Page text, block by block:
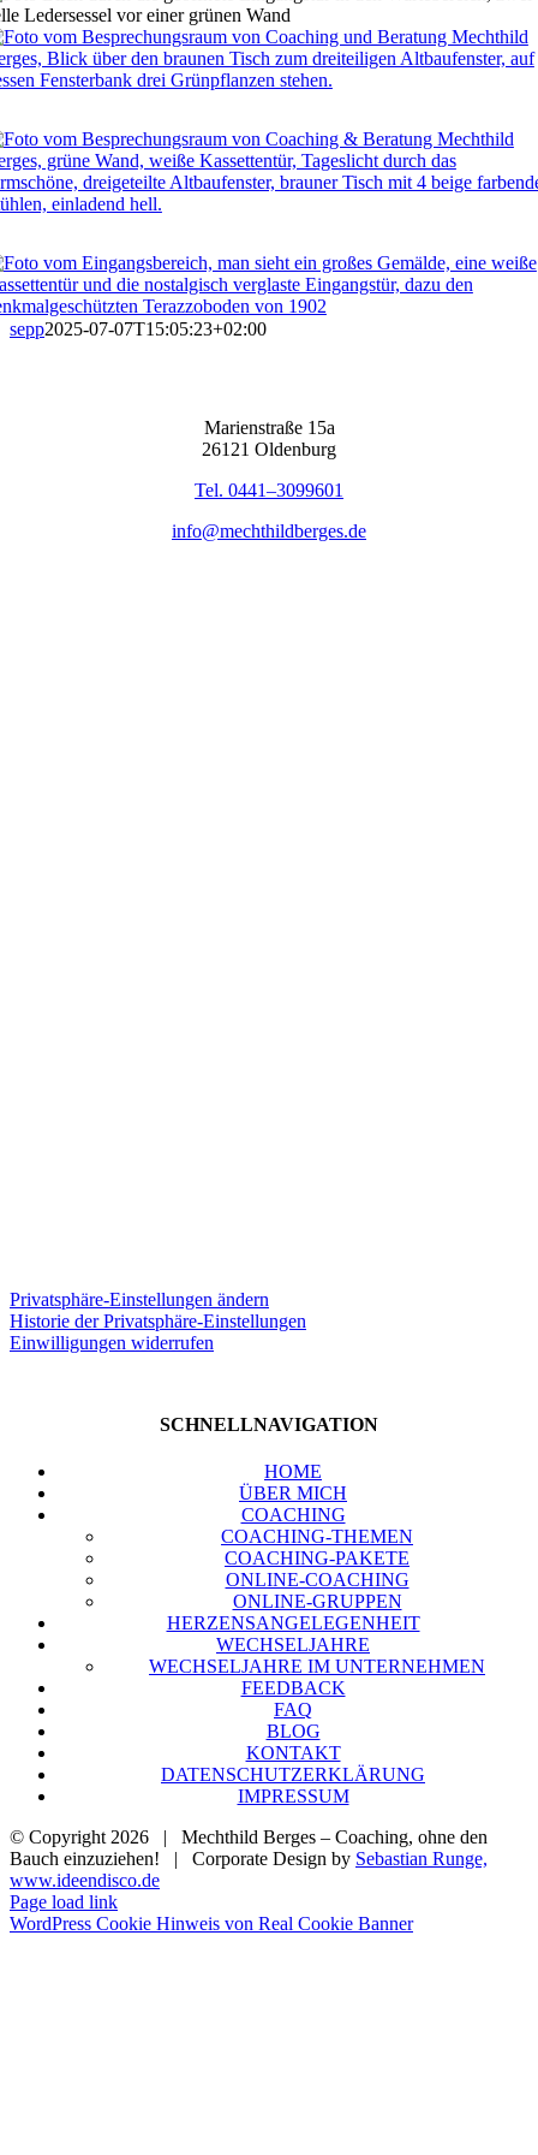
sepp2025-07-07T15:05:23+02:00
Mari­en­stra­ße 15a
26121 Olden­burg
Tel. 0441–3099601
info@mechthildberges.de
Pri­vat­sphä­re-Ein­stel­lun­gen ändern
His­to­rie der Pri­vat­sphä­re-Ein­stel­lun­gen
Ein­wil­li­gun­gen wider­ru­fen
SCHNELL­NA­VI­GA­TI­ON
HOME
ÜBER MICH
COA­CHING
COA­CHING-THE­MEN
COA­CHING-PAKE­TE
ONLINE-COA­CHING
ONLINE-GRUP­PEN
HER­ZENS­AN­GE­LE­GEN­HEIT
WECH­SEL­JAH­RE
WECH­SEL­JAH­RE IM UNTER­NEH­MEN
FEED­BACK
FAQ
BLOG
KON­TAKT
DATEN­SCHUTZ­ER­KLÄ­RUNG
IMPRES­SUM
© Copyright 2026 | Mechthild Berges – Coaching, ohne den
Bauch einzuziehen! | Corporate Design by Sebastian Runge,
www.ideendisco.de
Page load link
WordPress Cookie Hinweis von Real Cookie Banner